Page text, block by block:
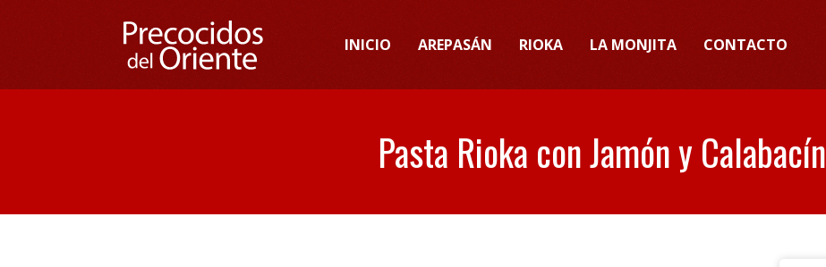
INICIO AREPASÁN RIOKA LA MONJITA CONTACTO
Pasta Rioka con Jamón y Calabacín